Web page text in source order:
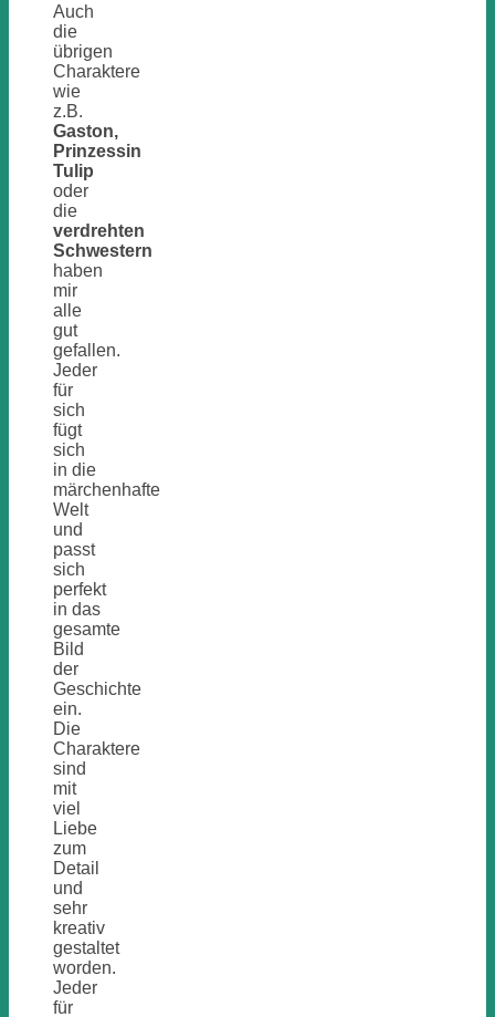
Auch
die
übrigen
Charaktere
wie
z.B.
Gaston,
Prinzessin
Tulip
oder
die
verdrehten
Schwestern
haben
mir
alle
gut
gefallen.
Jeder
für
sich
fügt
sich
in die
märchenhafte
Welt
und
passt
sich
perfekt
in das
gesamte
Bild
der
Geschichte
ein.
Die
Charaktere
sind
mit
viel
Liebe
zum
Detail
und
sehr
kreativ
gestaltet
worden.
Jeder
für